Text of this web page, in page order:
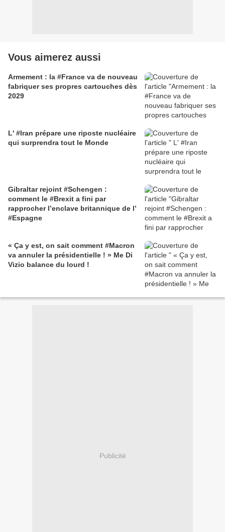
Vous aimerez aussi
Armement : la #France va de nouveau
fabriquer ses propres cartouches dès
2029
L' #Iran prépare une riposte nucléaire
qui surprendra tout le Monde
Gibraltar rejoint #Schengen :
comment le #Brexit a fini par
rapprocher l’enclave britannique de l’
#Espagne
« Ça y est, on sait comment #Macron
va annuler la présidentielle ! » Me Di
Vizio balance du lourd !
Publicité